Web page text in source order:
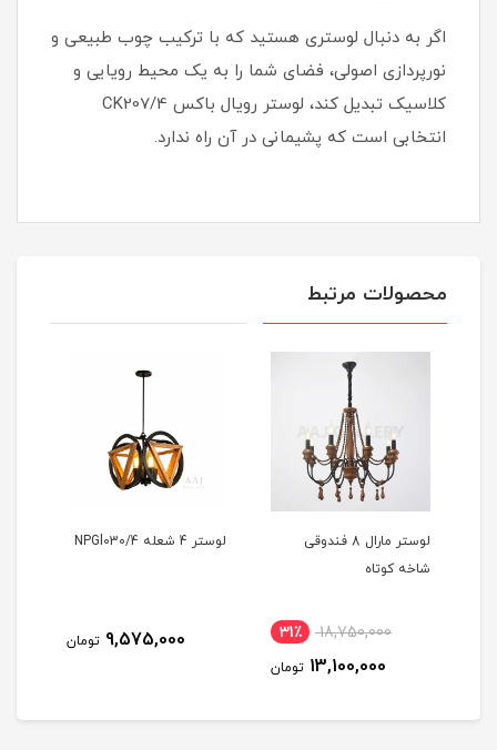
اگر به دنبال لوستری هستید که با ترکیب چوب طبیعی و
نورپردازی اصولی، فضای شما را به یک محیط رویایی و
کلاسیک تبدیل کند، لوستر رویال باکس CK207/4
انتخابی است که پشیمانی در آن راه ندارد.
محصولات مرتبط
لوستر مارال 8 فندوقی
شاخه کوتاه
18,750,000 31٪
13,100,000 تومان
لوستر 4 شعله NPGl030/4
9,575,000 تومان